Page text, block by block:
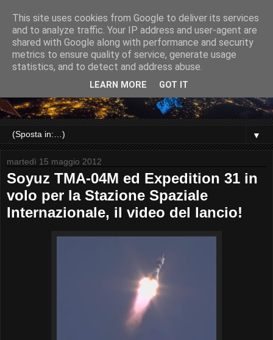
▼
martedì 15 maggio 2012
Soyuz TMA-04M ed Expedition 31 in
volo per la Stazione Spaziale
Internazionale, il video del lancio!
This site uses cookies from Google to deliver its services
and to analyze traffic. Your IP address and user-agent are
shared with Google along with performance and security
metrics to ensure quality of service, generate usage
statistics, and to detect and address abuse.
LEARN MORE GOT IT